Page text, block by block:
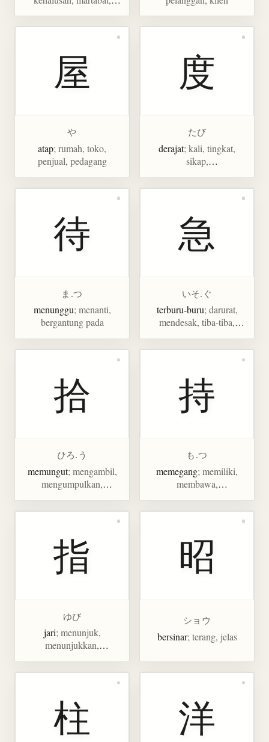
屋
や
atap; rumah, toko,
penjual, pedagang
度
たび
derajat; kali, tingkat,
sikap,
待
ま.つ
menunggu; menanti,
bergantung pada
急
いそ.ぐ
terburu-buru; darurat,
mendesak, tiba-tiba,
拾
ひろ.う
memungut; mengambil,
mengumpulkan,
kaki, sepuluh
持
も.つ
memegang; memiliki,
membawa,
menopang, menjaga
指
ゆび
jari; menunjuk,
menunjukkan,
memasukkan
昭
ショウ
bersinar; terang, jelas
柱 洋